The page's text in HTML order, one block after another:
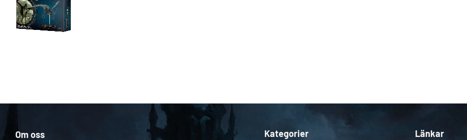
Om oss Kategorier Länkar